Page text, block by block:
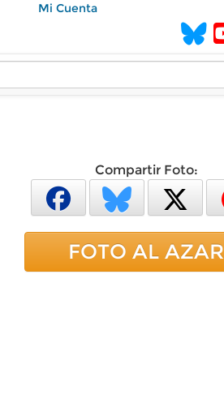
Mi Cuenta
Compartir Foto:
FOTO AL AZAR